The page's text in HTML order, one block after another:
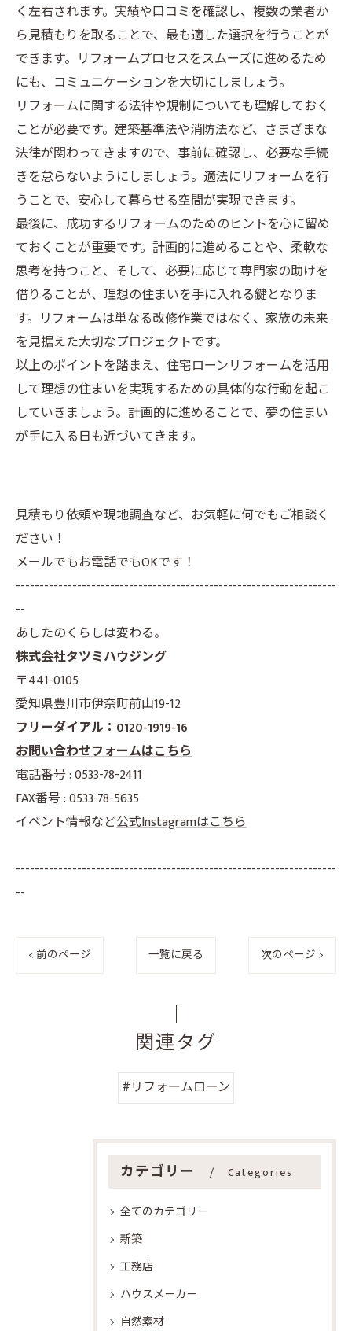
く左右されます。実績や口コミを確認し、複数の業者か
ら見積もりを取ることで、最も適した選択を行うことが
できます。リフォームプロセスをスムーズに進めるため
にも、コミュニケーションを大切にしましょう。
リフォームに関する法律や規制についても理解しておく
ことが必要です。建築基準法や消防法など、さまざまな
法律が関わってきますので、事前に確認し、必要な手続
きを怠らないようにしましょう。適法にリフォームを行
うことで、安心して暮らせる空間が実現できます。
最後に、成功するリフォームのためのヒントを心に留め
ておくことが重要です。計画的に進めることや、柔軟な
思考を持つこと、そして、必要に応じて専門家の助けを
借りることが、理想の住まいを手に入れる鍵となりま
す。リフォームは単なる改修作業ではなく、家族の未来
を見据えた大切なプロジェクトです。
以上のポイントを踏まえ、住宅ローンリフォームを活用
して理想の住まいを実現するための具体的な行動を起こ
していきましょう。計画的に進めることで、夢の住まい
が手に入る日も近づいてきます。
見積もり依頼や現地調査など、お気軽に何でもご相談く
ださい！
メールでもお電話でもOKです！
--------------------------------------------------------------------
--
あしたのくらしは変わる。
株式会社タツミハウジング
〒441-0105
愛知県豊川市伊奈町前山19-12
フリーダイアル：0120-1919-16
お問い合わせフォームはこちら
電話番号 : 0533-78-2411
FAX番号 : 0533-78-5635
イベント情報など公式Instagramはこちら
--------------------------------------------------------------------
--
< 前のページ 一覧に戻る 次のページ >
関連タグ
#リフォームローン
カテゴリー Categories
全てのカテゴリー
新築
工務店
ハウスメーカー
自然素材